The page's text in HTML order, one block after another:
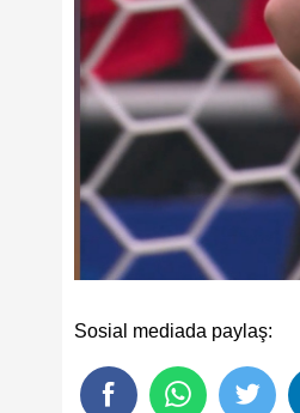
Sosial mediada paylaş: